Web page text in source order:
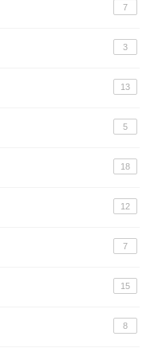
7
3
13
5
18
12
7
15
8